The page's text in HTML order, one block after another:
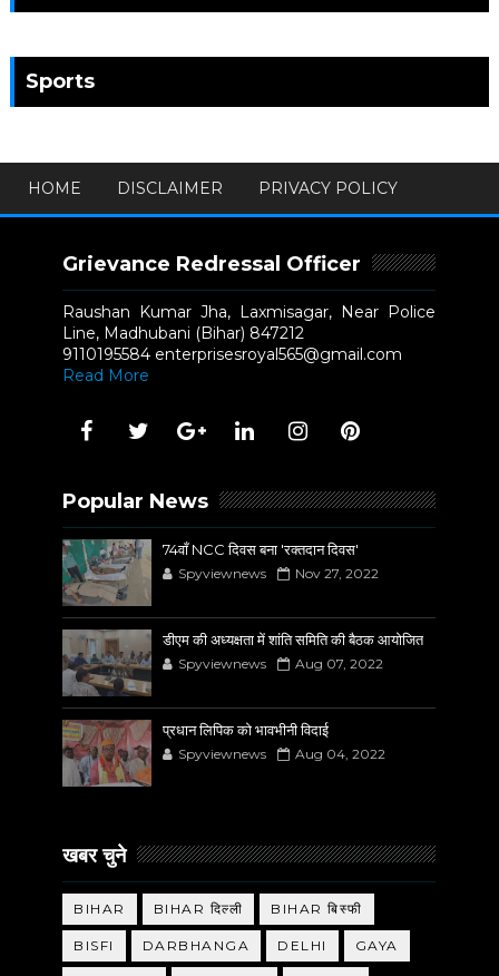
Sports
HOME DISCLAIMER PRIVACY POLICY
Grievance Redressal Officer
Raushan Kumar Jha, Laxmisagar, Near Police
Line, Madhubani (Bihar) 847212
9110195584 enterprisesroyal565@gmail.com
Read More
Popular News
74वाँ NCC दिवस बना 'रक्तदान दिवस'
Spyviewnews Nov 27, 2022
डीएम की अध्यक्षता में शांति समिति की बैठक आयोजित
Spyviewnews Aug 07, 2022
प्रधान लिपिक को भावभीनी विदाई
Spyviewnews Aug 04, 2022
खबर चुने
BIHAR BIHAR दिल्ली BIHAR बिस्फी
BISFI DARBHANGA DELHI GAYA